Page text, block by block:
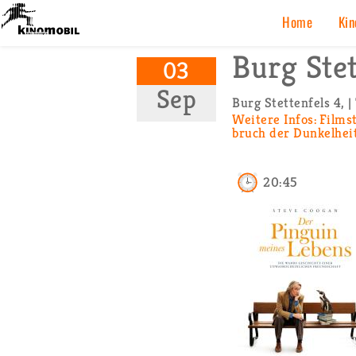
Home
03
Sep
Burg
Burg Stet­ten­fels 4, |
Wei­te­re Infos:
bruch der
20:45